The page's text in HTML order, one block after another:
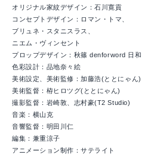
オリジナル家紋デザイン：石川寛貢
コンセプトデザイン：ロマン・トマ、
ブリュネ・スタニスラス、
ニエム・ヴィンセント
プロップデザイン：秋篠 denforword 日和
色彩設計：品地奈々絵
美術設定、美術監修：加藤浩(ととにゃん)
美術監督：栫ヒロツグ(ととにゃん)
撮影監督：岩崎敦、志村豪(T2 Studio)
音楽：横山克
音響監督：明田川仁
編集：兼重涼子
アニメーション制作：サテライト